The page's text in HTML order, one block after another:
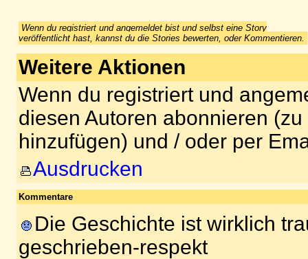
Wenn du registriert und angemeldet bist und selbst eine Story
veröffentlicht hast, kannst du die Stories bewerten, oder Kommentieren.
Weitere Aktionen
Wenn du registriert und
diesen Autoren abonnieren
hinzufügen) und / oder per
Ausdrucken
Kommentare
Die Geschichte ist wirklich
geschrieben-respekt